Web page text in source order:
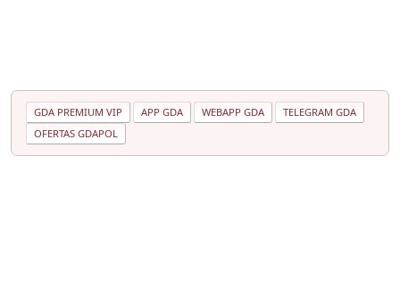
GDA PREMIUM VIP APP GDA WEBAPP GDA
TELEGRAM GDA
OFERTAS GDAPOL